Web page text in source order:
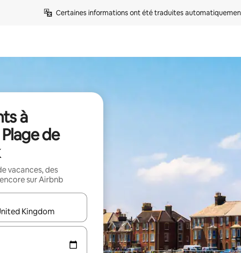
Certaines informations ont été traduites
à
de
vacances, des
sur Airbnb
utilisez les flèches vers le haut et vers le bas pour les parcourir ou